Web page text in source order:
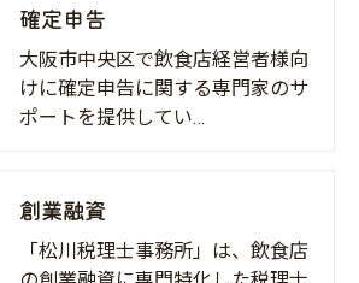
確定申告
大阪市中央区で飲食店経営者様向
けに確定申告に関する専門家のサ
ポートを提供してい…
創業融資
「松川税理士事務所」は、飲食店